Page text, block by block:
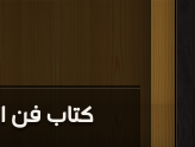
كتاب فن